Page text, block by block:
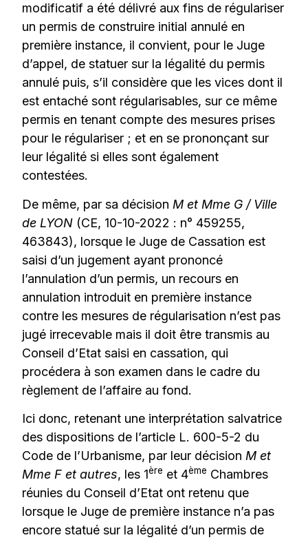
modificatif a été délivré aux fins de régulariser
un permis de construire initial annulé en
première instance, il convient, pour le Juge
d’appel, de statuer sur la légalité du permis
annulé puis, s’il considère que les vices dont il
est entaché sont régularisables, sur ce même
permis en tenant compte des mesures prises
pour le régulariser ; et en se prononçant sur
leur légalité si elles sont également
contestées.
De même, par sa décision M et Mme G / Ville
de LYON (CE, 10-10-2022 : n° 459255,
463843), lorsque le Juge de Cassation est
saisi d’un jugement ayant prononcé
l’annulation d’un permis, un recours en
annulation introduit en première instance
contre les mesures de régularisation n’est pas
jugé irrecevable mais il doit être transmis au
Conseil d’Etat saisi en cassation, qui
procédera à son examen dans le cadre du
règlement de l’affaire au fond.
Ici donc, retenant une interprétation salvatrice
des dispositions de l’article L. 600-5-2 du
Code de l’Urbanisme, par leur décision M et
Mme F et autres, les 1ère et 4ème Chambres
réunies du Conseil d’Etat ont retenu que
lorsque le Juge de première instance n’a pas
encore statué sur la légalité d’un permis de